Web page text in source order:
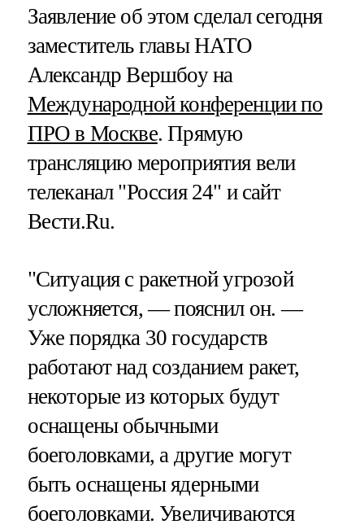
Заявление об этом сделал сегодня
заместитель главы НАТО
Александр Вершбоу на
Международной конференции по
ПРО в Москве. Прямую
трансляцию мероприятия вели
телеканал "Россия 24" и сайт
Вести.Ru.
"Ситуация с ракетной угрозой
усложняется, — пояснил он. —
Уже порядка 30 государств
работают над созданием ракет,
некоторые из которых будут
оснащены обычными
боеголовками, а другие могут
быть оснащены ядерными
боеголовками. Увеличиваются